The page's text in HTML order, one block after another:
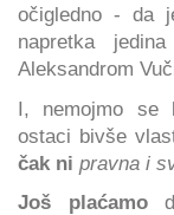
očigledno - da
napretka
Aleksandrom
I, nemojmo se
ostaci bivše
čak ni pravna i
Još plaćamo